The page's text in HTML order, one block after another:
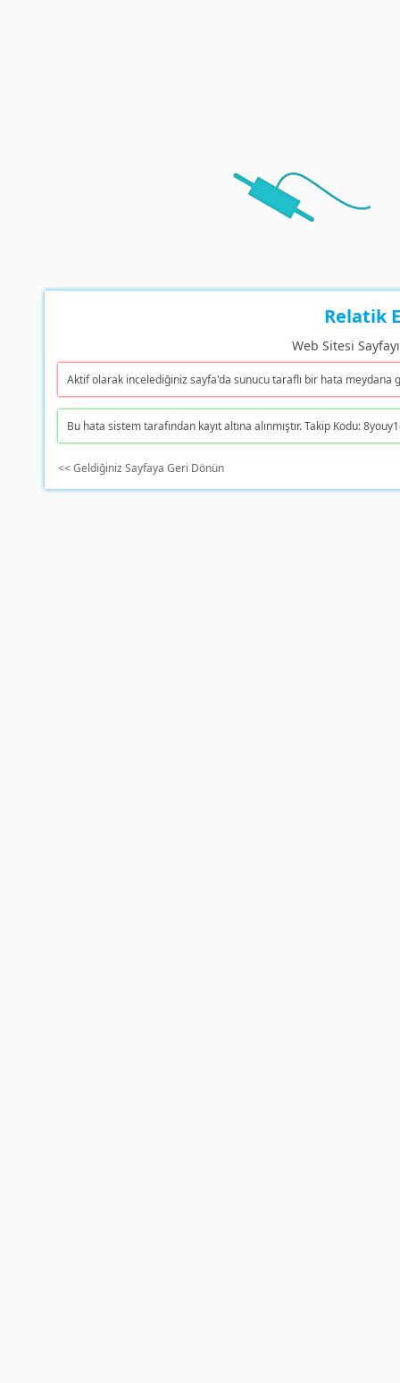
Relatik
Web Sitesi
Aktif olarak incelediğiniz sayfa'da sunucu taraflı bir hata meydana
Bu hata sistem tarafından kayıt altına alınmıştır.Takip Kodu:
<< Geldiğiniz Sayfaya Geri Dönün